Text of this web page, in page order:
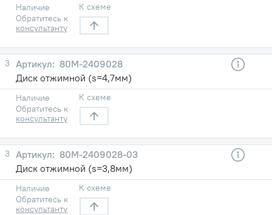
Наличие
Обратитесь к
консультанту
К схеме
3
80М-2409028
Диск отжимной (s=4,7мм)
Наличие
Обратитесь к
консультанту
К схеме
3
80М-2409028-03
Диск отжимной (s=3,8мм)
Наличие
Обратитесь к
консультанту
К схеме